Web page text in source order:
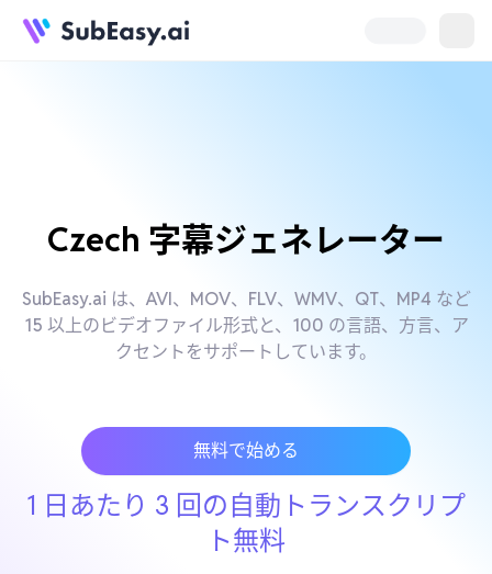
Czech 字幕ジェネレーター
SubEasy.ai は、AVI、MOV、FLV、WMV、QT、MP4 など
15 以上のビデオファイル形式と、100 の言語、方言、ア
クセントをサポートしています。
無料で始める
1 日あたり 3 回の自動トランスクリプ
ト無料